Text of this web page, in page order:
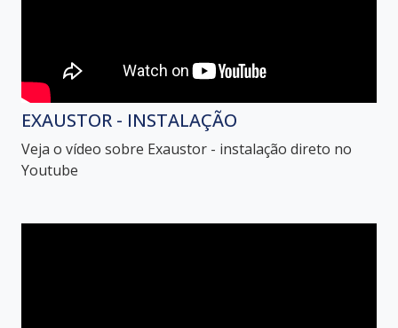
EXAUSTOR - INSTALAÇÃO
Veja o vídeo sobre Exaustor - instalação direto no
Youtube